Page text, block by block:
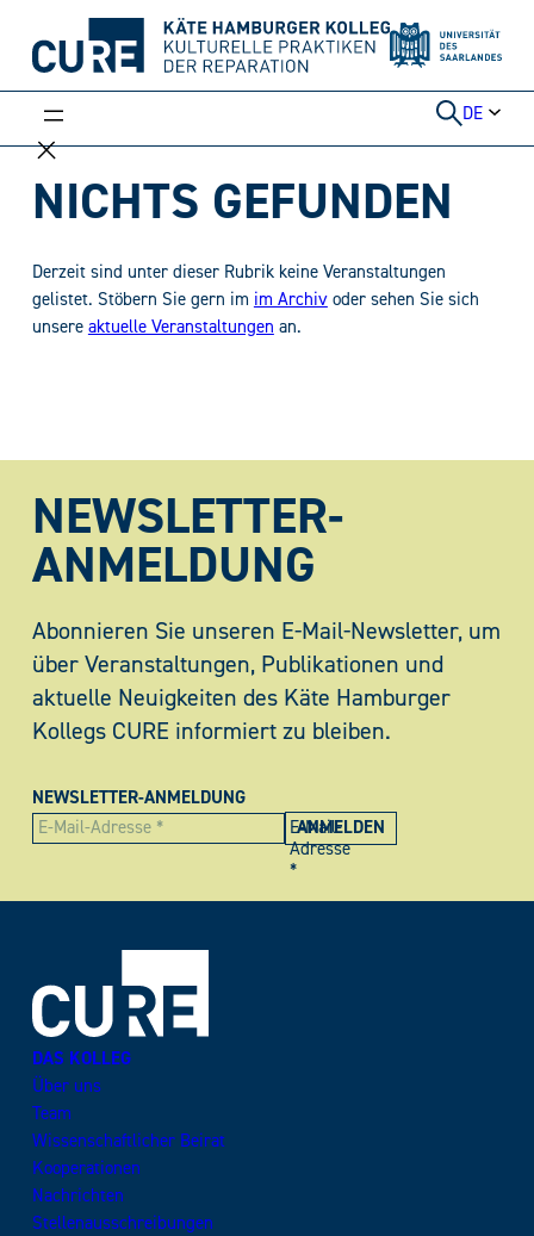
Inhalt
DE
NICHTS GEFUNDEN
Derzeit sind unter dieser Rubrik keine Veranstaltungen
gelistet. Stöbern Sie gern im im Archivoder sehen Sie sich
unsere aktuelle Veranstaltungen an.
NEWSLETTER-
ANMELDUNG
Abonnieren Sie unseren E-Mail-Newsletter, um
über Veranstaltungen, Publikationen und
aktuelle Neuigkeiten des Käte Hamburger
Kollegs CURE informiert zu bleiben.
NEWSLETTER-ANMELDUNG
E-Mail-
Adresse
*
DAS KOLLEG
Über uns
Team
Wissenschaftlicher Beirat
Kooperationen
Nachrichten
Stellenausschreibungen